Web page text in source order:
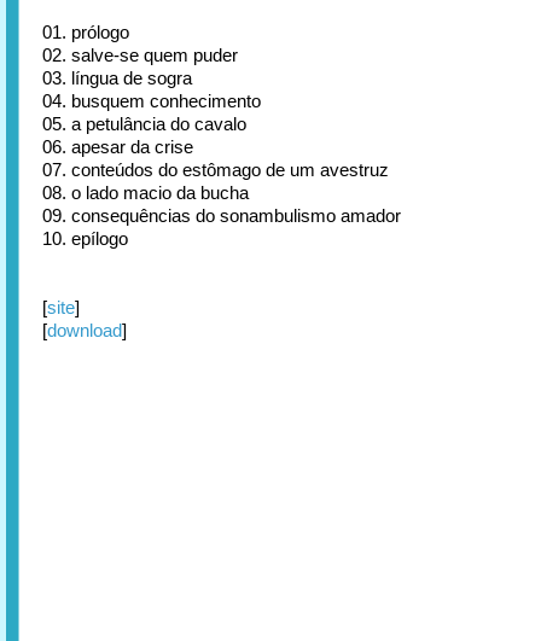
01. prólogo
02. salve-se quem puder
03. língua de sogra
04. busquem conhecimento
05. a petulância do cavalo
06. apesar da crise
07. conteúdos do estômago de um avestruz
08. o lado macio da bucha
09. consequências do sonambulismo amador
10. epílogo
[site]
[download]